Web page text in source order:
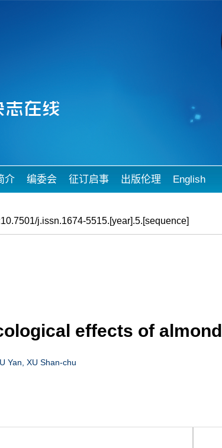
介 编委会 征订启事 出版伦理 English
j.issn.1674-5515.[year].5.[sequence]
effects of almond
Yan, XU Shan-chu